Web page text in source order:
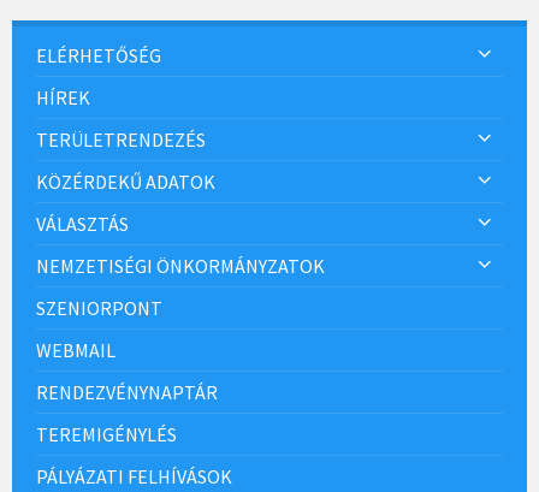
ELÉRHETŐSÉG
HÍREK
TERÜLETRENDEZÉS
KÖZÉRDEKŰ ADATOK
VÁLASZTÁS
NEMZETISÉGI ÖNKORMÁNYZATOK
SZENIORPONT
WEBMAIL
RENDEZVÉNYNAPTÁR
TEREMIGÉNYLÉS
PÁLYÁZATI FELHÍVÁSOK